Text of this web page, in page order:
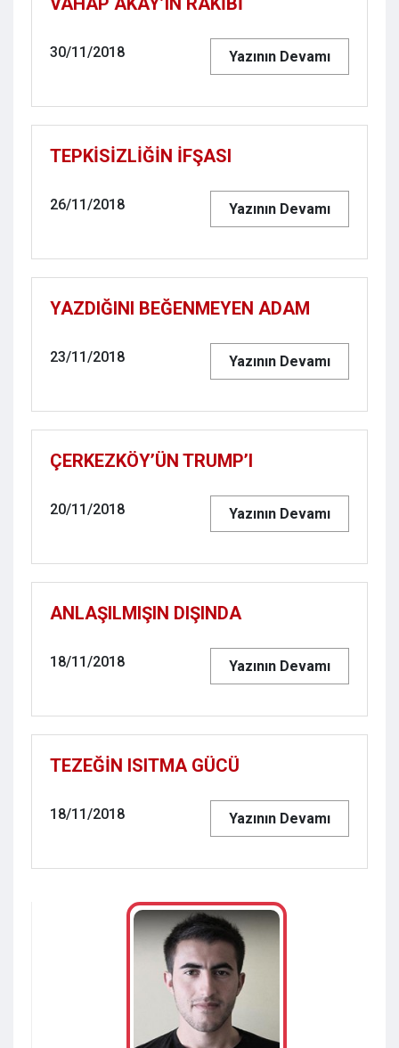
30/11/2018 Yazının Devamı
TEPKİSİZLİĞİN İFŞASI
26/11/2018 Yazının Devamı
YAZDIĞINI BEĞENMEYEN ADAM
23/11/2018 Yazının Devamı
ÇERKEZKÖY’ÜN TRUMP’I
20/11/2018 Yazının Devamı
ANLAŞILMIŞIN DIŞINDA
18/11/2018 Yazının Devamı
TEZEĞİN ISITMA GÜCÜ
18/11/2018 Yazının Devamı